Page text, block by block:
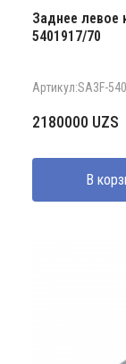
Заднее левое
5401917/70
Артикул:SA3F-
составляла
3100000 UZS.
2180000 UZS
Текущая
2180000 UZS.
В